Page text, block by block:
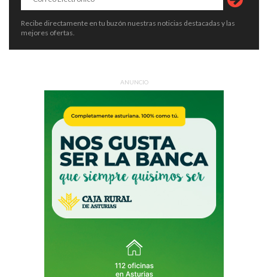
Recibe directamente en tu buzón nuestras noticias destacadas y las
mejores ofertas.
ANUNCIO